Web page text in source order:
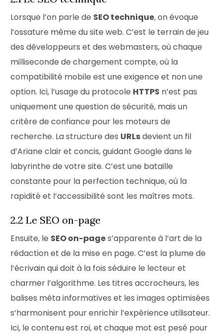
Lorsque l’on parle de SEO technique, on évoque
l’ossature même du site web. C’est le terrain de jeu
des développeurs et des webmasters, où chaque
milliseconde de chargement compte, où la
compatibilité mobile est une exigence et non une
option. Ici, l’usage du protocole HTTPS n’est pas
uniquement une question de sécurité, mais un
critère de confiance pour les moteurs de
recherche. La structure des URLsdevient un fil
d’Ariane clair et concis, guidant Google dans le
labyrinthe de votre site. C’est une bataille
constante pour la perfection technique, où la
rapidité et l’accessibilité sont les maîtres mots.
2.2 Le SEO on-page
Ensuite, le SEO on-pages’apparente à l’art de la
rédaction et de la mise en page. C’est la plume de
l’écrivain qui doit à la fois séduire le lecteur et
charmer l’algorithme. Les titres accrocheurs, les
balises méta informatives et les images optimisées
s’harmonisent pour enrichir l’expérience utilisateur.
Ici, le contenu est roi, et chaque mot est pesé pour